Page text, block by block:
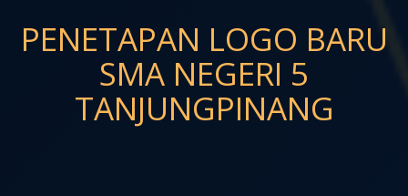
PENETAPAN LOGO BARU
SMA NEGERI 5
TANJUNGPINANG